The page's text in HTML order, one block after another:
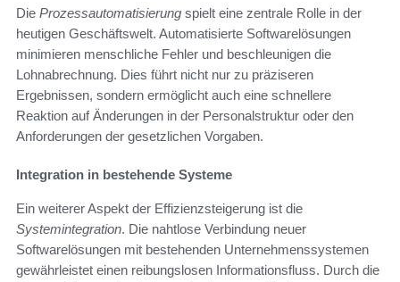
Die Prozessautomatisierung spielt eine zentrale Rolle in der
heutigen Geschäftswelt. Automatisierte Softwarelösungen
minimieren menschliche Fehler und beschleunigen die
Lohnabrechnung. Dies führt nicht nur zu präziseren
Ergebnissen, sondern ermöglicht auch eine schnellere
Reaktion auf Änderungen in der Personalstruktur oder den
Anforderungen der gesetzlichen Vorgaben.
Integration in bestehende Systeme
Ein weiterer Aspekt der Effizienzsteigerung ist die
Systemintegration. Die nahtlose Verbindung neuer
Softwarelösungen mit bestehenden Unternehmenssystemen
gewährleistet einen reibungslosen Informationsfluss. Durch die